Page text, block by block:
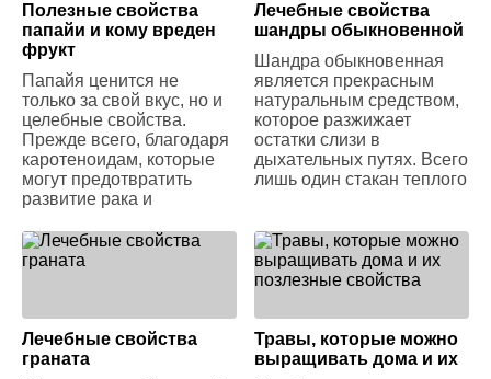
Полезные свойства
папайи и кому вреден
фрукт
Папайя ценится не
только за свой вкус, но и
целебные свойства.
Прежде всего, благодаря
каротеноидам, которые
могут предотвратить
развитие рака и
Лечебные свойства
шандры обыкновенной
Шандра обыкновенная
является прекрасным
натуральным средством,
которое разжижает
остатки слизи в
дыхательных путях. Всего
лишь один стакан теплого
Лечебные свойства
граната
Травы, которые можно
выращивать дома и их